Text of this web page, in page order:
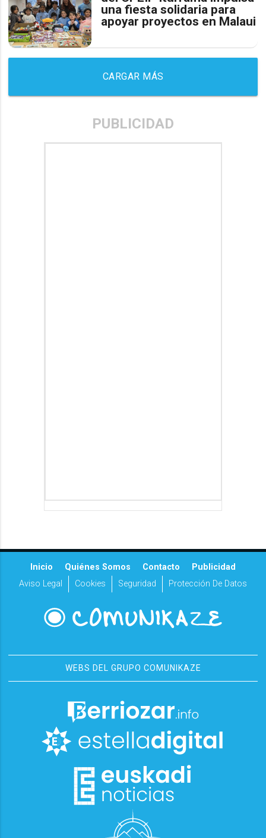
una fiesta solidaria para
apoyar proyectos en Malaui
CARGAR MÁS
PUBLICIDAD
Inicio Quiénes Somos Contacto
Publicidad
Aviso Legal
Cookies Seguridad Protección De Datos
WEBS DEL GRUPO COMUNIKAZE